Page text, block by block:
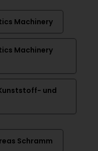
Machinery
Machinery
und
Schramm